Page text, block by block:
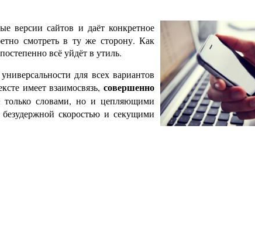
версии сайтов и даёт конкретное
смотреть в ту же сторону. Как
всё уйдёт в утиль.
для всех вариантов
имеет взаимосвязь,совершенно
только словами, но и цепляющими
скоростью и секущими